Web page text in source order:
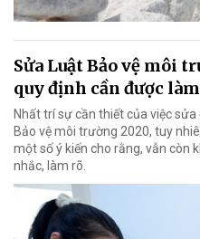
Sửa Luật Bảo vệ môi
quy định cần được
Nhất trí sự cần thiết của việc
Bảo vệ môi trường 2020, tuy
một số ý kiến cho rằng, vẫn còn
nhắc, làm rõ.